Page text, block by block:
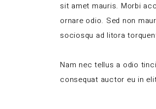
sit amet mauris. Morbi
ornare odio. Sed non
sociosqu ad litora
Nam nec tellus a odio
consequat auctor eu in